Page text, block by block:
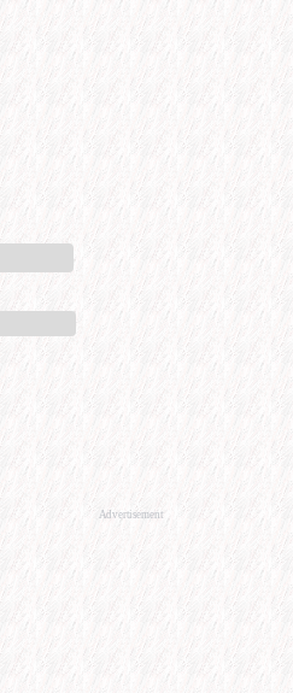
Advertisement